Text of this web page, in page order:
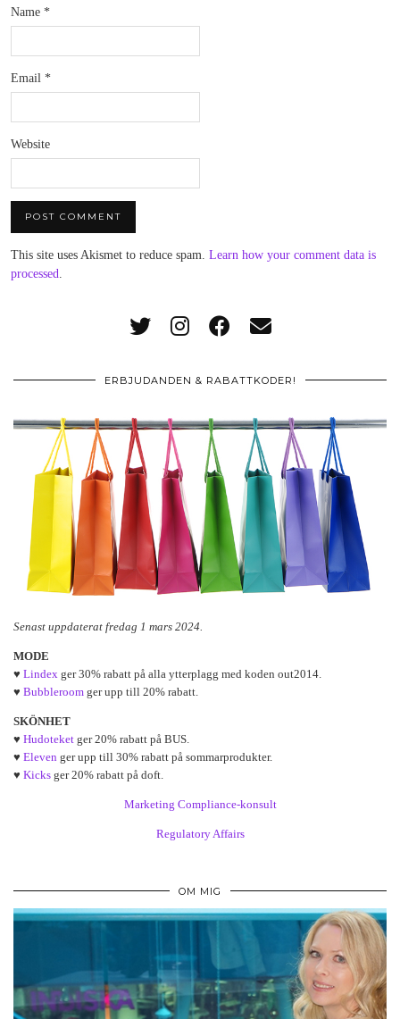
Name *
Email *
Website
This site uses Akismet to reduce spam. Learn how your comment data is
processed
ERBJUDANDEN & RABATTKODER!
Senast uppdaterat fredag 1 mars 2024.
MODE
♥ Lindex ger 30% rabatt på alla ytterplagg med koden out2014.
♥ Bubbleroom ger upp till 20% rabatt.
SKÖNHET
♥ Hudoteket ger 20% rabatt på BUS.
♥ Eleven ger upp till 30% rabatt på sommarprodukter.
♥ Kicks ger 20% rabatt på doft.
Marketing Compliance-konsult
Regulatory Affairs
OM MIG